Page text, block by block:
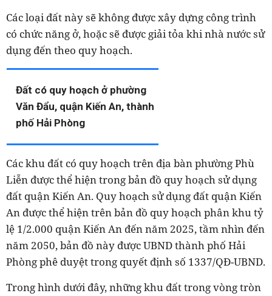
Các loại đất này sẽ không được xây dựng công trình
có chức năng ở, hoặc sẽ được giải tỏa khi nhà nước sử
dụng đến theo quy hoạch.
Đất có quy hoạch ở phường
Văn Đẩu, quận Kiến An, thành
phố Hải Phòng
Các khu đất có quy hoạch trên địa bàn phường Phù
Liễn được thể hiện trong bản đồ quy hoạch sử dụng
đất quận Kiến An. Quy hoạch sử dụng đất quận Kiến
An được thể hiện trên bản đồ quy hoạch phân khu tỷ
lệ 1/2.000 quận Kiến An đến năm 2025, tầm nhìn đến
năm 2050, bản đồ này được UBND thành phố Hải
Phòng phê duyệt trong quyết định số 1337/QĐ-UBND.
Trong hình dưới đây, những khu đất trong vòng tròn